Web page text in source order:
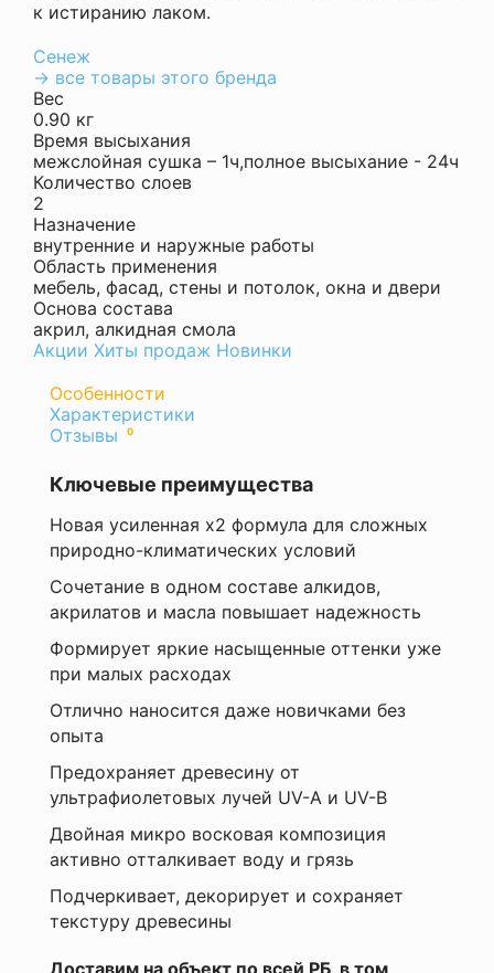
к истиранию лаком.
Сенеж
→ все товары этого бренда
Вес
0.90 кг
Время высыхания
межслойная сушка – 1ч,полное высыхание - 24ч
Количество слоев
2
Назначение
внутренние и наружные работы
Область применения
мебель, фасад, стены и потолок, окна и двери
Основа состава
акрил, алкидная смола
Акции Хиты продаж Новинки
Особенности
Характеристики
Отзывы
0
Ключевые преимущества
Новая усиленная х2 формула для сложных
природно-климатических условий
Сочетание в одном составе алкидов,
акрилатов и масла повышает надежность
Формирует яркие насыщенные оттенки уже
при малых расходах
Отлично наносится даже новичками без
опыта
Предохраняет древесину от
ультрафиолетовых лучей UV-A и UV-B
Двойная микро восковая композиция
активно отталкивает воду и грязь
Подчеркивает, декорирует и сохраняет
текстуру древесины
Вес
0.90
Время
межслойная
сушка
–
1ч,полное
высыхание
-
24ч
Количество
слоев
2
Назначение
внутренние
и
наружные
работы
Область
применения
мебель,
фасад,
стены
Оставить
отзыв
Ваша
оценка
—
Ваше
имя
Комментарий
Я
согласен
с
Политикой
конфиденциальности
данного
Доставим на объект по всей РБ, в том